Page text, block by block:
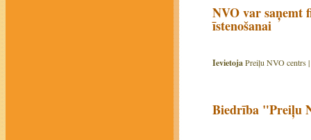
NVO var saņemt
īstenošanai
IevietojaPreiļu NVO centrs |
Biedrība "Preiļu